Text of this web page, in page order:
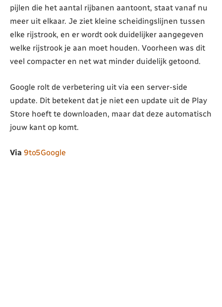
pijlen die het aantal rijbanen aantoont, staat vanaf nu
meer uit elkaar. Je ziet kleine scheidingslijnen tussen
elke rijstrook, en er wordt ook duidelijker aangegeven
welke rijstrook je aan moet houden. Voorheen was dit
veel compacter en net wat minder duidelijk getoond.
Google rolt de verbetering uit via een server-side
update. Dit betekent dat je niet een update uit de Play
Store hoeft te downloaden, maar dat deze automatisch
jouw kant op komt.
Via 9to5Google